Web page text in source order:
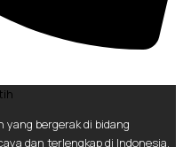
bergerak di bidang
dan terlengkap di Indonesia.